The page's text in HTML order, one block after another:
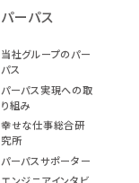
パーパス
当社グループのパー
パス
パーパス実現への取
り組み
幸せな仕事総合研
究所
パーパスサポーター